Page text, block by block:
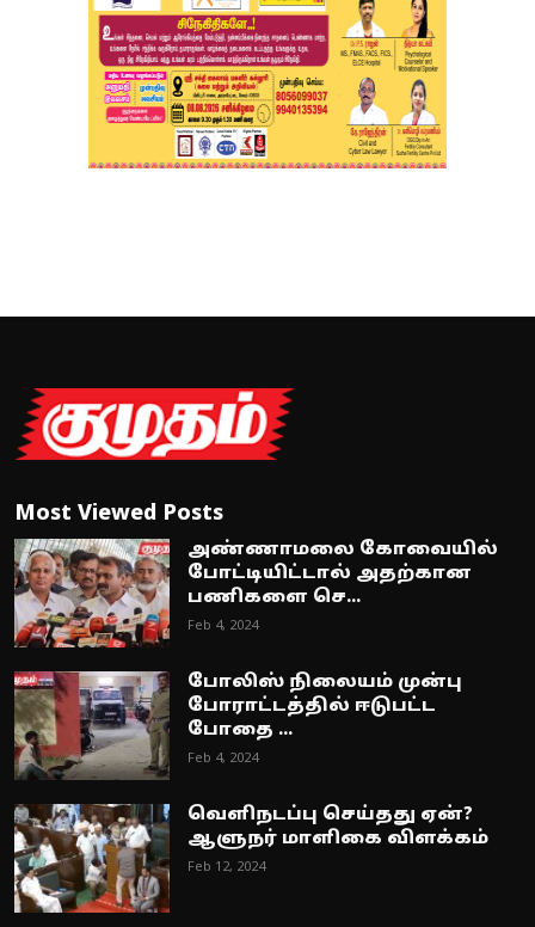
Most Viewed Posts
அண்ணாமலை கோவையில்
போட்டியிட்டால் அதற்கான
பணிகளை செ...
Feb 4, 2024
போலிஸ் நிலையம் முன்பு
போராட்டத்தில் ஈடுபட்ட
போதை ...
Feb 4, 2024
வெளிநடப்பு செய்தது ஏன்?
ஆளுநர் மாளிகை விளக்கம்
Feb 12, 2024